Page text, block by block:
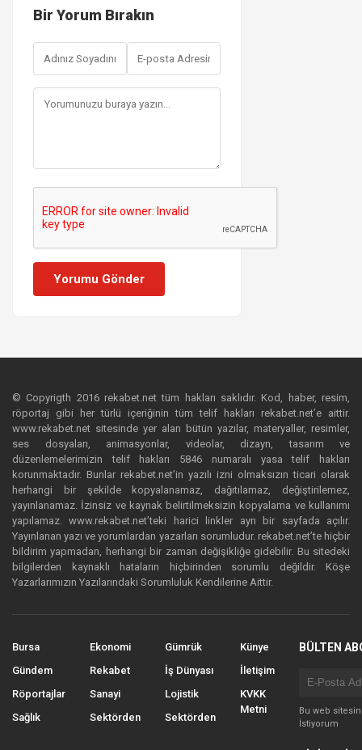
Bir Yorum Bırakın
Yorumu Gönder
© Copyrigth 2016 rekabet.net tüm hakları saklıdır. Kod, haber, resim,
röportaj gibi her türlü içeriğinin tüm telif hakları rekabet.net’e aittir.
www.rekabet.net sitesinde yer alan bütün yazılar, materyaller, resimler,
ses dosyaları, animasyonlar, videolar, dizayn, tasarım ve
düzenlemelerimizin telif hakları 5846 numaralı yasa telif hakları
korunmaktadır. Bunlar rekabet.net’in yazılı izni olmaksızın ticari olarak
herhangi bir şekilde kopyalanamaz, dağıtılamaz, değiştirilemez,
yayınlanamaz. İzinsiz ve kaynak belirtilmeksizin kopyalama ve kullanımı
yapılamaz. www.rekabet.net’teki harici linkler ayrı bir sayfada açılır.
Yayınlanan yazı ve yorumlardan yazarları sorumludur. rekabet.net’te hiçbir
bildirim yapmadan, herhangi bir zaman değişikliğe gidebilir. Bu sitedeki
bilgilerden kaynaklı hataların hiçbirinden sorumlu değildir. Köşe
Yazarlarımızın Yazılarındaki Sorumluluk Kendilerine Aittir.
Bursa
Gündem
Röportajlar
Sağlık
Ekonomi
Rekabet
Sanayi
Sektörden
Gümrük
İş Dünyası
Lojistik
Sektörden
Künye
İletişim
KVKK
Metni
BÜLTEN
Bu web
İstiyorum